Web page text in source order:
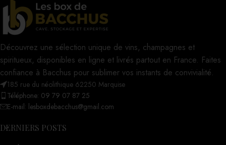
Découvrez une sélection unique de vins, champagnes et
spiritueux, disponibles en ligne et livrés partout en France. Faites
confiance à Bacchus pour sublimer vos instants de convivialité.
185 rue du néolithique 62250 Marquise
Téléphone: 09 79 07 87 25
E-mail: lesboxdebacchus@gmail.com
DERNIERS POSTS